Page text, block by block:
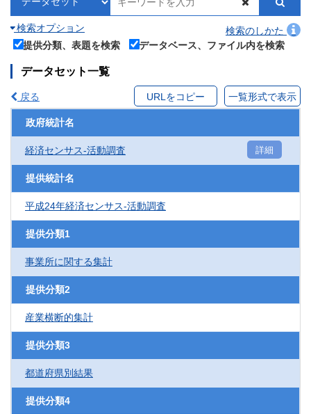
検索オプション
検索のしかた
提供分類、表題を検索
データベース、ファイル内を検索
データセット一覧
戻る URLをコピー 一覧形式で表示
政府統計名
経済センサス‐活動調査 詳細
提供統計名
平成24年経済センサス‐活動調査
提供分類1
事業所に関する集計
提供分類2
産業横断的集計
提供分類3
都道府県別結果
提供分類4